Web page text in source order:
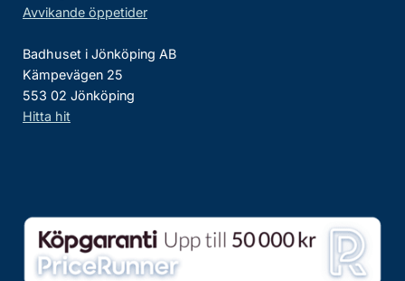
Avvikande öppetider
Badhuset i Jönköping AB
Kämpevägen 25
553 02 Jönköping
Hitta hit